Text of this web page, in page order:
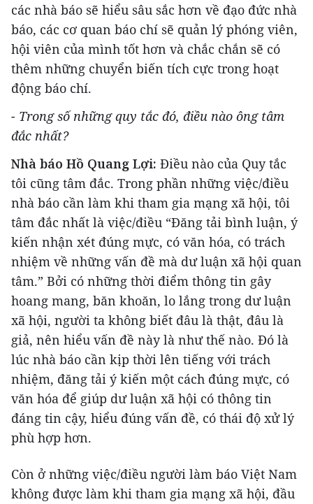
các nhà báo sẽ hiểu sâu sắc hơn về đạo đức nhà
báo, các cơ quan báo chí sẽ quản lý phóng viên,
hội viên của mình tốt hơn và chắc chắn sẽ có
thêm những chuyển biến tích cực trong hoạt
động báo chí.
- Trong số những quy tắc đó, điều nào ông tâm
đắc nhất?
Nhà báo Hồ Quang Lợi: Điều nào của Quy tắc
tôi cũng tâm đắc. Trong phần những việc/điều
nhà báo cần làm khi tham gia mạng xã hội, tôi
tâm đắc nhất là việc/điều “Đăng tải bình luận, ý
kiến nhận xét đúng mực, có văn hóa, có trách
nhiệm về những vấn đề mà dư luận xã hội quan
tâm.” Bởi có những thời điểm thông tin gây
hoang mang, băn khoăn, lo lắng trong dư luận
xã hội, người ta không biết đâu là thật, đâu là
giả, nên hiểu vấn đề này là như thế nào. Đó là
lúc nhà báo cần kịp thời lên tiếng với trách
nhiệm, đăng tải ý kiến một cách đúng mực, có
văn hóa để giúp dư luận xã hội có thông tin
đáng tin cậy, hiểu đúng vấn đề, có thái độ xử lý
phù hợp hơn.
Còn ở những việc/điều người làm báo Việt Nam
không được làm khi tham gia mạng xã hội, đầu